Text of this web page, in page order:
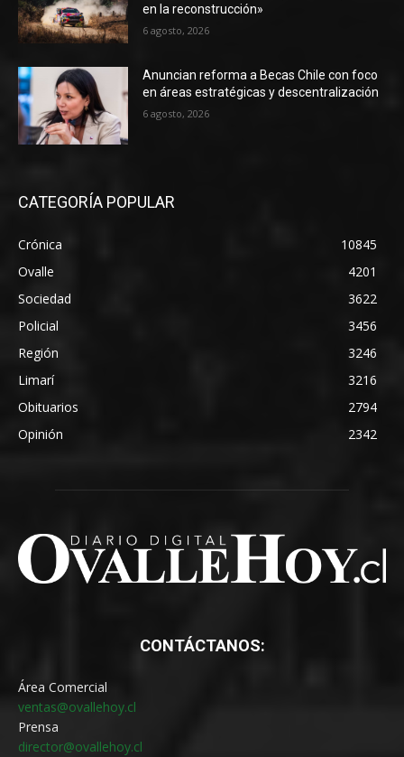
en la reconstrucción»
6 agosto, 2026
Anuncian reforma a Becas Chile con foco
en áreas estratégicas y descentralización
6 agosto, 2026
CATEGORÍA POPULAR
Crónica
10845
Ovalle
4201
Sociedad
3622
Policial
3456
Región
3246
Limarí
3216
Obituarios
2794
Opinión
2342
CONTÁCTANOS:
Área Comercial
ventas@ovallehoy.cl
Prensa
director@ovallehoy.cl